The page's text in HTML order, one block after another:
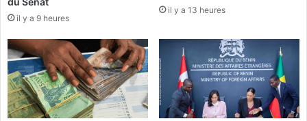
i
p
r
o
c
h
a
n
i
b
a
l
i
s
il y a 9 heures
il y a 13 heures